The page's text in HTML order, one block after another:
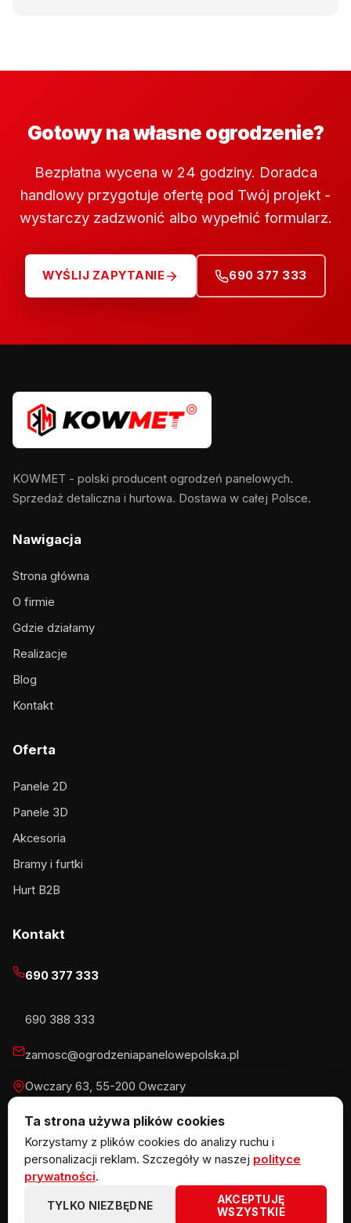
Ta strona używa plików cookies
Korzystamy z plików cookies do analizy ruchu i
personalizacji reklam. Szczegóły w naszej polityce
prywatności.
TYLKO NIEZBĘDNE
AKCEPTUJĘ
WSZYSTKIE
Gotowy na własne ogrodzenie?
Bezpłatna wycena w 24 godziny. Doradca
handlowy przygotuje ofertę pod Twój projekt -
wystarczy zadzwonić albo wypełnić formularz.
WYŚLIJ ZAPYTANIE 690 377 333
KOWMET - polski producent ogrodzeń panelowych.
Sprzedaż detaliczna i hurtowa. Dostawa w całej Polsce.
Nawigacja
Strona główna
O firmie
Gdzie działamy
Realizacje
Blog
Kontakt
Oferta
Panele 2D
Panele 3D
Akcesoria
Bramy i furtki
Hurt B2B
Kontakt
690 377 333
690 388 333
zamosc@ogrodzeniapanelowepolska.pl
Owczary 63, 55-200 Owczary
Pn-Pt 8-16, Sb 8-13:30
© 2026 KOW MET Marlena Kowalska · NIP 5291746970 ·
REGON 383867720 · Owczary 63, 55-200 Owczary